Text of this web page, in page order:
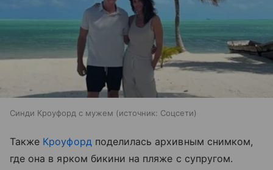
Синди Кроуфорд с мужем источник: Соцсети
Также Кроуфордподелилась архивным снимком,
где она в ярком бикини на пляже с супругом.